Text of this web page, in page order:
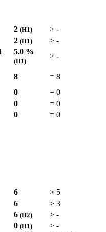
2 (H1) > -
2 (H1) > -
5.0 %
(H1)
> -
8 = 8
0 = 0
0 = 0
0 = 0
6 > 5
6 > 3
6 (H2) > -
0 (H1) > -